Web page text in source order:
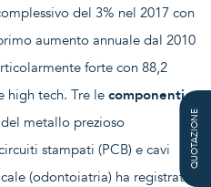
del 3% nel 2017 con
aumento annuale dal 2010
forte con 88,2
high tech. Tre le componenti
metallo prezioso
stampati (PCB) e cavi
(odontoiatria) ha registrato
QUOTAZIONE